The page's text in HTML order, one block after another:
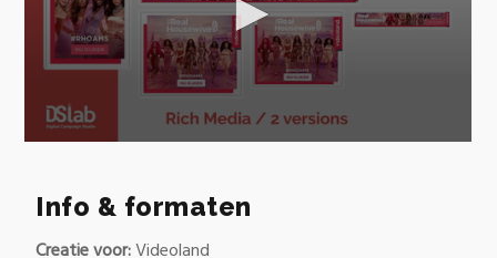
Info & formaten
Creatie voor:Videoland